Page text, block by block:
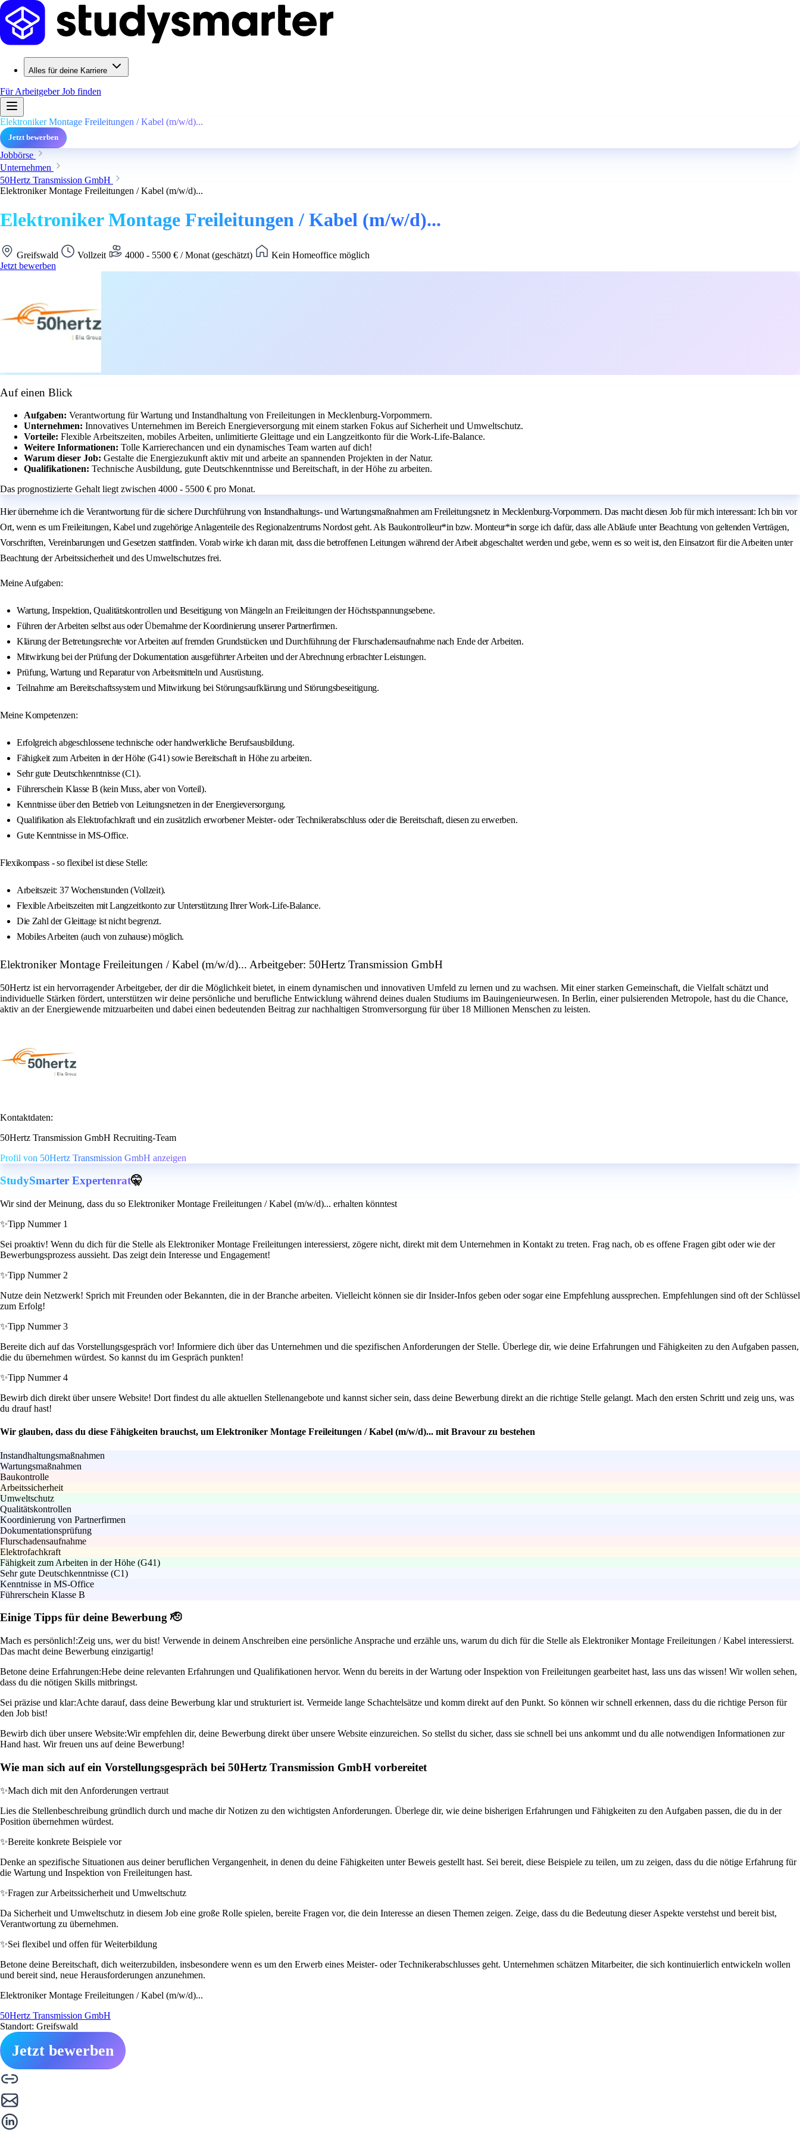
Alles für deine Karriere
Für ArbeitgeberJob finden
Elektroniker Montage Freileitungen / Kabel (m/w/d)...
Jetzt bewerben
Jobbörse
Unternehmen
50Hertz Transmission GmbH
Elektroniker Montage Freileitungen / Kabel (m/w/d)...
Elektroniker Montage Freileitungen / Kabel (m/w/d)...
Greifswald Vollzeit 4000 - 5500 € / Monat (geschätzt)
Kein Homeoffice möglich
Jetzt bewerben
Auf einen Blick
Aufgaben: Verantwortung für Wartung und Instandhaltung von Freileitungen in Mecklenburg-Vorpommern.
Unternehmen: Innovatives Unternehmen im Bereich Energieversorgung mit einem starken Fokus auf Sicherheit und Umweltschutz.
Vorteile: Flexible Arbeitszeiten, mobiles Arbeiten, unlimitierte Gleittage und ein Langzeitkonto für die Work-Life-Balance.
Weitere Informationen: Tolle Karrierechancen und ein dynamisches Team warten auf dich!
Warum dieser Job: Gestalte die Energiezukunft aktiv mit und arbeite an spannenden Projekten in der Natur.
Qualifikationen: Technische Ausbildung, gute Deutschkenntnisse und Bereitschaft, in der Höhe zu arbeiten.
Das prognostizierte Gehalt liegt zwischen 4000 - 5500 € pro Monat.
Hier übernehme ich die Verantwortung für die sichere Durchführung von Instandhaltungs- und Wartungsmaßnahmen am Freileitungsnetz in Mecklenburg-Vorpommern. Das macht diesen Job für mich interessant: Ich bin vor
Ort, wenn es um Freileitungen, Kabel und zugehörige Anlagenteile des Regionalzentrums Nordost geht. Als Baukontrolleur*in bzw. Monteur*in sorge ich dafür, dass alle Abläufe unter Beachtung von geltenden Verträgen,
Vorschriften, Vereinbarungen und Gesetzen stattfinden. Vorab wirke ich daran mit, dass die betroffenen Leitungen während der Arbeit abgeschaltet werden und gebe, wenn es so weit ist, den Einsatzort für die Arbeiten unter
Beachtung der Arbeitssicherheit und des Umweltschutzes frei.
Meine Aufgaben:
Wartung, Inspektion, Qualitätskontrollen und Beseitigung von Mängeln an Freileitungen der Höchstspannungsebene.
Führen der Arbeiten selbst aus oder Übernahme der Koordinierung unserer Partnerfirmen.
Klärung der Betretungsrechte vor Arbeiten auf fremden Grundstücken und Durchführung der Flurschadensaufnahme nach Ende der Arbeiten.
Mitwirkung bei der Prüfung der Dokumentation ausgeführter Arbeiten und der Abrechnung erbrachter Leistungen.
Prüfung, Wartung und Reparatur von Arbeitsmitteln und Ausrüstung.
Teilnahme am Bereitschaftssystem und Mitwirkung bei Störungsaufklärung und Störungsbeseitigung.
Meine Kompetenzen:
Erfolgreich abgeschlossene technische oder handwerkliche Berufsausbildung.
Fähigkeit zum Arbeiten in der Höhe (G41) sowie Bereitschaft in Höhe zu arbeiten.
Sehr gute Deutschkenntnisse (C1).
Führerschein Klasse B (kein Muss, aber von Vorteil).
Kenntnisse über den Betrieb von Leitungsnetzen in der Energieversorgung.
Qualifikation als Elektrofachkraft und ein zusätzlich erworbener Meister- oder Technikerabschluss oder die Bereitschaft, diesen zu erwerben.
Gute Kenntnisse in MS-Office.
Flexikompass - so flexibel ist diese Stelle:
Arbeitszeit: 37 Wochenstunden (Vollzeit).
Flexible Arbeitszeiten mit Langzeitkonto zur Unterstützung Ihrer Work-Life-Balance.
Die Zahl der Gleittage ist nicht begrenzt.
Mobiles Arbeiten (auch von zuhause) möglich.
Elektroniker Montage Freileitungen / Kabel (m/w/d)... Arbeitgeber: 50Hertz Transmission GmbH
50Hertz ist ein hervorragender Arbeitgeber, der dir die Möglichkeit bietet, in einem dynamischen und innovativen Umfeld zu lernen und zu wachsen. Mit einer starken Gemeinschaft, die Vielfalt schätzt und
individuelle Stärken fördert, unterstützen wir deine persönliche und berufliche Entwicklung während deines dualen Studiums im Bauingenieurwesen. In Berlin, einer pulsierenden Metropole, hast du die Chance,
aktiv an der Energiewende mitzuarbeiten und dabei einen bedeutenden Beitrag zur nachhaltigen Stromversorgung für über 18 Millionen Menschen zu leisten.
Kontaktdaten:
50Hertz Transmission GmbH Recruiting-Team
Profil von 50Hertz Transmission GmbH anzeigen
StudySmarter Expertenrat🤫
Wir sind der Meinung, dass du so Elektroniker Montage Freileitungen / Kabel (m/w/d)... erhalten könntest
✨Tipp Nummer 1
Sei proaktiv! Wenn du dich für die Stelle als Elektroniker Montage Freileitungen interessierst, zögere nicht, direkt mit dem Unternehmen in Kontakt zu treten. Frag nach, ob es offene Fragen gibt oder wie der
Bewerbungsprozess aussieht. Das zeigt dein Interesse und Engagement!
✨Tipp Nummer 2
Nutze dein Netzwerk! Sprich mit Freunden oder Bekannten, die in der Branche arbeiten. Vielleicht können sie dir Insider-Infos geben oder sogar eine Empfehlung aussprechen. Empfehlungen sind oft der Schlüssel
zum Erfolg!
✨Tipp Nummer 3
Bereite dich auf das Vorstellungsgespräch vor! Informiere dich über das Unternehmen und die spezifischen Anforderungen der Stelle. Überlege dir, wie deine Erfahrungen und Fähigkeiten zu den Aufgaben passen,
die du übernehmen würdest. So kannst du im Gespräch punkten!
✨Tipp Nummer 4
Bewirb dich direkt über unsere Website! Dort findest du alle aktuellen Stellenangebote und kannst sicher sein, dass deine Bewerbung direkt an die richtige Stelle gelangt. Mach den ersten Schritt und zeig uns, was
du drauf hast!
Wir glauben, dass du diese Fähigkeiten brauchst, um Elektroniker Montage Freileitungen / Kabel (m/w/d)... mit Bravour zu bestehen
Instandhaltungsmaßnahmen
Wartungsmaßnahmen
Baukontrolle
Arbeitssicherheit
Umweltschutz
Qualitätskontrollen
Koordinierung von Partnerfirmen
Dokumentationsprüfung
Flurschadensaufnahme
Elektrofachkraft
Fähigkeit zum Arbeiten in der Höhe (G41)
Sehr gute Deutschkenntnisse (C1)
Kenntnisse in MS-Office
Führerschein Klasse B
Einige Tipps für deine Bewerbung 🫡
Mach es persönlich!:Zeig uns, wer du bist! Verwende in deinem Anschreiben eine persönliche Ansprache und erzähle uns, warum du dich für die Stelle als Elektroniker Montage Freileitungen / Kabel interessierst.
Das macht deine Bewerbung einzigartig!
Betone deine Erfahrungen:Hebe deine relevanten Erfahrungen und Qualifikationen hervor. Wenn du bereits in der Wartung oder Inspektion von Freileitungen gearbeitet hast, lass uns das wissen! Wir wollen sehen,
dass du die nötigen Skills mitbringst.
Sei präzise und klar:Achte darauf, dass deine Bewerbung klar und strukturiert ist. Vermeide lange Schachtelsätze und komm direkt auf den Punkt. So können wir schnell erkennen, dass du die richtige Person für
den Job bist!
Bewirb dich über unsere Website:Wir empfehlen dir, deine Bewerbung direkt über unsere Website einzureichen. So stellst du sicher, dass sie schnell bei uns ankommt und du alle notwendigen Informationen zur
Hand hast. Wir freuen uns auf deine Bewerbung!
Wie man sich auf ein Vorstellungsgespräch bei 50Hertz Transmission GmbH vorbereitet
✨Mach dich mit den Anforderungen vertraut
Lies die Stellenbeschreibung gründlich durch und mache dir Notizen zu den wichtigsten Anforderungen. Überlege dir, wie deine bisherigen Erfahrungen und Fähigkeiten zu den Aufgaben passen, die du in der
Position übernehmen würdest.
✨Bereite konkrete Beispiele vor
Denke an spezifische Situationen aus deiner beruflichen Vergangenheit, in denen du deine Fähigkeiten unter Beweis gestellt hast. Sei bereit, diese Beispiele zu teilen, um zu zeigen, dass du die nötige Erfahrung für
die Wartung und Inspektion von Freileitungen hast.
✨Fragen zur Arbeitssicherheit und Umweltschutz
Da Sicherheit und Umweltschutz in diesem Job eine große Rolle spielen, bereite Fragen vor, die dein Interesse an diesen Themen zeigen. Zeige, dass du die Bedeutung dieser Aspekte verstehst und bereit bist,
Verantwortung zu übernehmen.
✨Sei flexibel und offen für Weiterbildung
Betone deine Bereitschaft, dich weiterzubilden, insbesondere wenn es um den Erwerb eines Meister- oder Technikerabschlusses geht. Unternehmen schätzen Mitarbeiter, die sich kontinuierlich entwickeln wollen
und bereit sind, neue Herausforderungen anzunehmen.
Elektroniker Montage Freileitungen / Kabel (m/w/d)...
50Hertz Transmission GmbH
Standort: Greifswald
Jetzt bewerben